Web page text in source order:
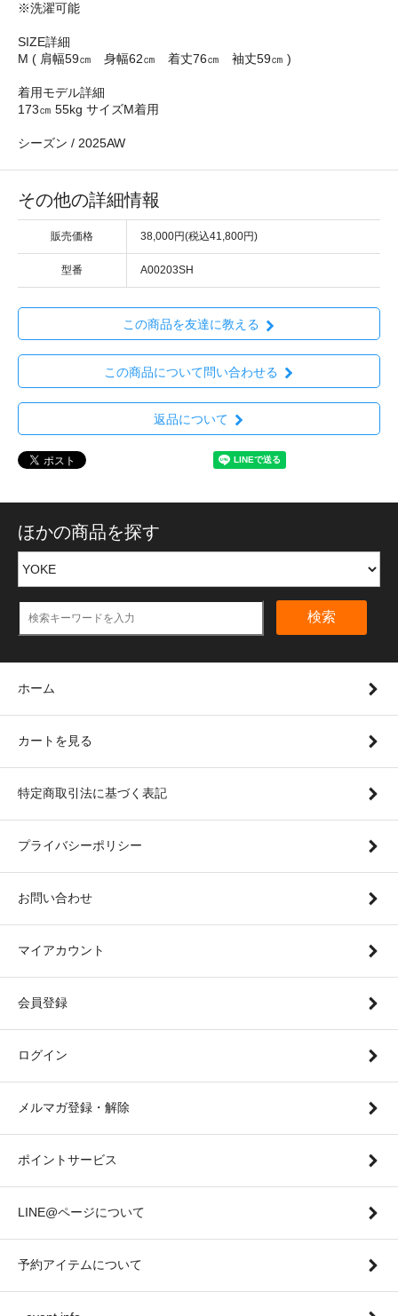
※洗濯可能
SIZE詳細
M ( 肩幅59㎝ 身幅62㎝ 着丈76㎝ 袖丈59㎝ )
着用モデル詳細
173㎝ 55kg サイズM着用
シーズン / 2025AW
その他の詳細情報
販売価格 38,000円(税込41,800円)
型番 A00203SH
この商品を友達に教える
この商品について問い合わせる
返品について
ほかの商品を探す
検索
ホーム
カートを見る
特定商取引法に基づく表記
プライバシーポリシー
お問い合わせ
マイアカウント
会員登録
ログイン
メルマガ登録・解除
ポイントサービス
LINE@ページについて
予約アイテムについて